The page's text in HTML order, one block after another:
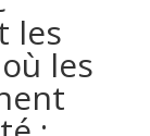
les
les